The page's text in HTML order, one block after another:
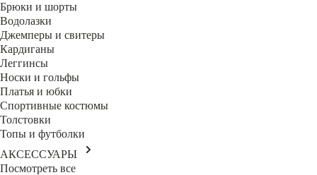
Брюки и шорты
Водолазки
Джемперы и свитеры
Кардиганы
Леггинсы
Носки и гольфы
Платья и юбки
Спортивные костюмы
Толстовки
Топы и футболки
АКСЕССУАРЫ
Посмотреть все